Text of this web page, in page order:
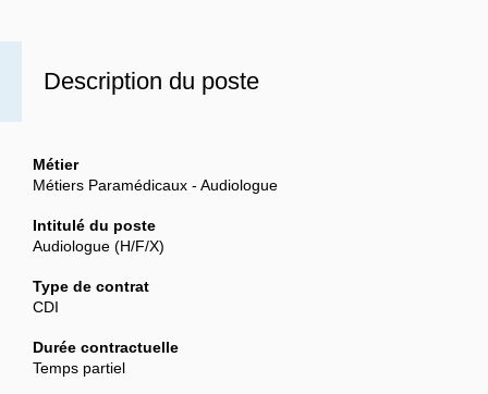
Description du poste
Métier
Métiers Paramédicaux - Audiologue
Intitulé du poste
Audiologue (H/F/X)
Type de contrat
CDI
Durée contractuelle
Temps partiel